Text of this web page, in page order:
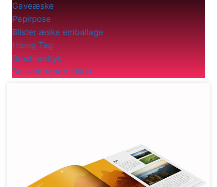
Gaveæske
Papirpose
Blister æske emballage
Hæng Tag
Brochuretryk
Selvklæbende etiket